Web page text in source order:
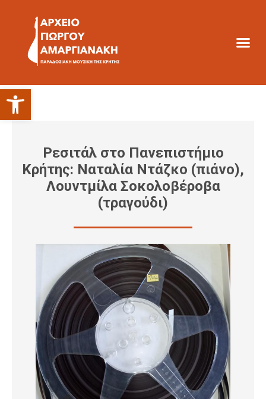
Ανοίξτε τη γραμμή εργαλείων
Ρεσιτάλ στο Πανεπιστήμιο
Κρήτης: Ναταλία Ντάζκο (πιάνο),
Λουντμίλα Σοκολοβέροβα
(τραγούδι)